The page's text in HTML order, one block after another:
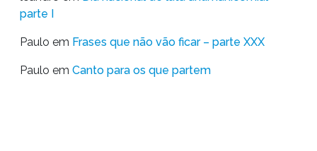
parte I
Paulo em Frases que não vão ficar – parte XXX
Paulo em Canto para os que partem